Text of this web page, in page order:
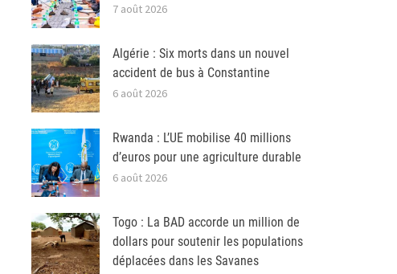
7 août 2026
Algérie : Six morts dans un nouvel
accident de bus à Constantine
6 août 2026
Rwanda : L’UE mobilise 40 millions
d’euros pour une agriculture durable
6 août 2026
Togo : La BAD accorde un million de
dollars pour soutenir les populations
déplacées dans les Savanes